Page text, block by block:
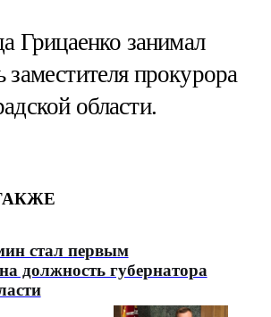
Грицаенко занимал
заместителя прокурора
области.
стал первым
должность губернатора